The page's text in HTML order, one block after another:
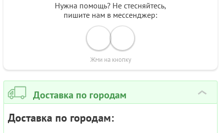
Нужна помощь? Не стесняйтесь,
пишите нам в мессенджер:
Жми на кнопку
Доставка по городам ›
Доставка по городам: